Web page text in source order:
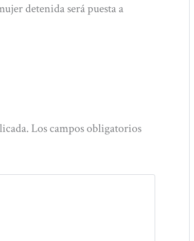
detenida será puesta a
Los campos obligatorios